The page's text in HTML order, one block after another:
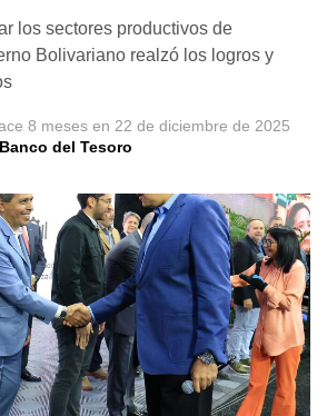
los sectores productivos de
Bolivariano realzó los logros y
8 meses en 22 de diciembre de 2025
del Tesoro